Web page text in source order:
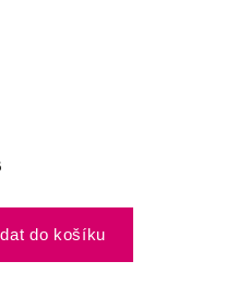
do košíku